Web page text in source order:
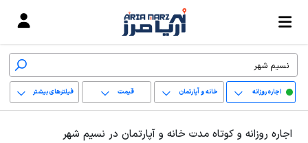
اجاره روزانه خانه و آپارتمان قیمت فیلترهای بیشتر
اجاره روزانه و کوتاه مدت خانه و آپارتمان در نسیم شهر